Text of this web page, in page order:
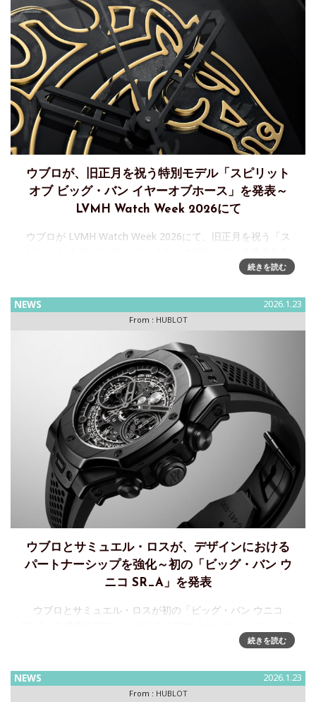
ウブロが、旧正月を祝う特別モデル「スピリット
オブ ビッグ・バン イヤーオブホース」を発表～
LVMH Watch Week 2026にて
ウブロが LVMH Watch Week 2026にて、旧正月を祝う「ス
を祝して、ウブロは素材革新の限界を押し広げる88本の特別
続きを読む
NEWS 2026.1.23
From : HUBLOT
ウブロとサミュエル・ロスが、デザインにおける
パートナーシップを強化～初の「ビッグ・バン ウ
ニコ SR_A」を発表
ウブロとサミュエル・ロスが初の「ビッグ・バン ウニコ
スは、自社開発・製造のクロノグラフムーブメント「ウニ
ウニ
続きを読む
NEWS 2026.1.23
From : HUBLOT